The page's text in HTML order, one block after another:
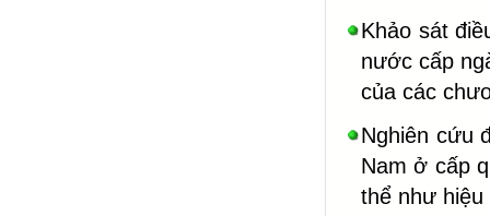
Khảo sát
nước cấp
của các
Nghiên cứu
Nam ở cấp
thể như